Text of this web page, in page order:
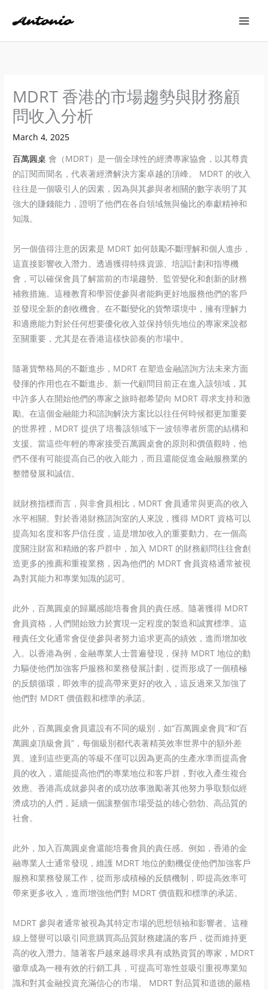
MDRT 香港的市場趨勢與財務顧
問收入分析
March 4, 2025
百萬圓桌 會（MDRT）是一個全球性的經濟專家協會，以其尊貴
的訂閱而聞名，代表著經濟解決方案卓越的頂峰。 MDRT 的收入
往往是一個吸引人的因素，因為與其參與者相關的數字表明了其
強大的賺錢能力，證明了他們在各自領域無與倫比的奉獻精神和
知識。
另一個值得注意的因素是 MDRT 如何鼓勵不斷理解和個人進步，
這直接影響收入潛力。透過獲得特殊資源、培訓計劃和指導機
會，可以確保會員了解當前的市場趨勢、監管變化和創新的財務
補救措施。這種教育和學習使參與者能夠更好地服務他們的客戶
並發現全新的創收機會。在不斷變化的貨幣環境中，擁有理解力
和適應能力對於任何想要優化收入並保持領先地位的專家來說都
至關重要，尤其是在香港這樣快節奏的市場中。
隨著貨幣格局的不斷進步，MDRT 在塑造金融諮詢方法未來方面
發揮的作用也在不斷進步。新一代顧問目前正在進入該領域，其
中許多人在開始他們的專家之旅時都希望向 MDRT 尋求支持和激
勵。在這個金融能力和諮詢解決方案比以往任何時候都更加重要
的世界裡，MDRT 提供了培養該領域下一波領導者所需的結構和
支援。當這些年輕的專家接受百萬圓桌會的原則和價值觀時，他
們不僅有可能提高自己的收入能力，而且還能促進金融服務業的
整體發展和誠信。
就財務指標而言，與非會員相比，MDRT 會員通常與更高的收入
水平相關。對於香港財務諮詢室的人來說，獲得 MDRT 資格可以
提高知名度和客戶信任度，這是增加收入的重要動力。在一個高
度關注財富和精緻的客戶群中，加入 MDRT 的財務顧問往往會創
造更多的推薦和重複業務，因為他們的 MDRT 會員資格通常被視
為對其能力和專業知識的認可。
此外，百萬圓桌的歸屬感能培養會員的責任感。隨著獲得 MDRT
會員資格，人們開始致力於實現一定程度的製造和誠實標準。這
種責任文化通常會促使參與者努力追求更高的績效，進而增加收
入。以香港為例，金融專業人士普遍發現，保持 MDRT 地位的動
力驅使他們加強客戶服務和業務發展計劃，從而形成了一個積極
的反饋循環，即效率的提高帶來更好的收入，這反過來又加強了
他們對 MDRT 價值觀和標準的承諾。
此外，百萬圓桌會員還設有不同的級別，如“百萬圓桌會員”和“百
萬圓桌頂級會員”，每個級別都代表著精英效率世界中的額外差
異。達到這些更高的等級不僅可以因為更高的生產水準而提高會
員的收入，還能提高他們的專業地位和客戶群，對收入產生複合
效應。香港高成就參與者的成功故事激勵著其他努力爭取類似經
濟成功的人們，延續一個讓整個市場受益的雄心勃勃、高品質的
社會。
此外，加入百萬圓桌會還能培養會員的責任感。例如，香港的金
融專業人士通常發現，維護 MDRT 地位的動機促使他們加強客戶
服務和業務發展工作，從而形成積極的反饋機制，即提高效率可
帶來更多收入，進而增強他們對 MDRT 價值觀和標準的承諾。
MDRT 參與者通常被視為其特定市場的思想領袖和影響者。這種
線上聲譽可以吸引同意購買高品質財務建議的客戶，從而維持更
高的收入潛力。隨著客戶越來越尋求具有成熟資質的專家，MDRT
徽章成為一種有效的行銷工具，可提高可靠性並吸引重視專業知
識和對其金融投資充滿信心的市場。 MDRT 對品質和道德的嚴格